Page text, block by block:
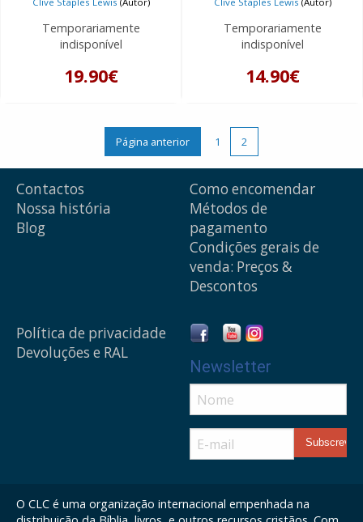
Temporariamente
indisponível
19.90€
Temporariamente
indisponível
14.90€
Página anterior 1 2
Contactos
Nossa história
Blog
Como encomendar
Métodos de
pagamento
Condições gerais de
venda: Preços &
Descontos
Política de privacidade
Devoluções e RAL
Newsletter
O CLC é uma organização internacional empenhada na